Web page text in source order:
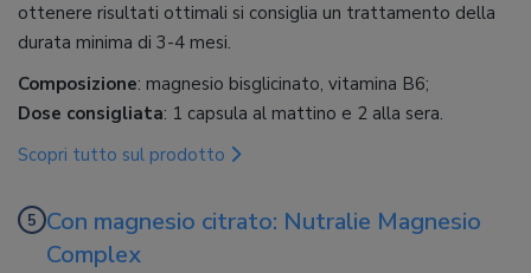
ottenere risultati ottimali si consiglia un trattamento della
durata minima di 3-4 mesi.
Composizione: magnesio bisglicinato, vitamina B6;
Dose consigliata: 1 capsula al mattino e 2 alla sera.
Scopri tutto sul prodotto
Con magnesio citrato: Nutralie Magnesio
Complex